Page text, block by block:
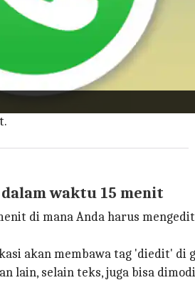
ketik saat mengirim
waktu bahwa aplikasi
waktu 15 menit
di mana Anda harus
akan membawa tag 'diedit' di
lain, selain teks, juga bisa